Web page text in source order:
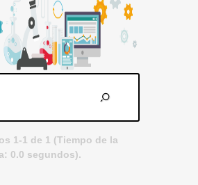
1-1 de 1 (Tiempo de la
0.0 segundos).